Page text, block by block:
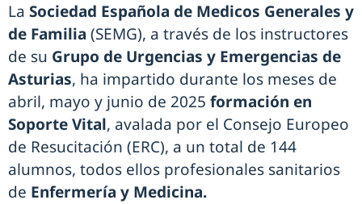
La Sociedad Española de Medicos Generales y
de Familia (SEMG), a través de los instructores
de su Grupo de Urgencias y Emergencias de
Asturias, ha impartido durante los meses de
abril, mayo y junio de 2025 formación en
Soporte Vital, avalada por el Consejo Europeo
de Resucitación (ERC), a un total de 144
alumnos, todos ellos profesionales sanitarios
de Enfermería y Medicina.